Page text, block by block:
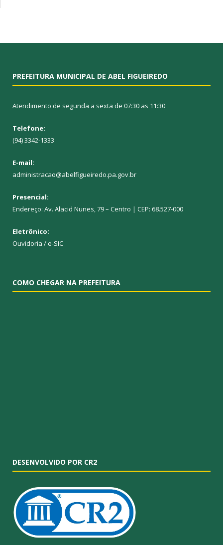
PREFEITURA MUNICIPAL DE ABEL FIGUEIREDO
Atendimento de segunda a sexta de 07:30 as 11:30
Telefone:
(94) 3342-1333
E-mail:
administracao@abelfigueiredo.pa.gov.br
Presencial:
Endereço: Av. Alacid Nunes, 79 – Centro | CEP: 68.527-000
Eletrônico:
Ouvidoria /e-SIC
COMO CHEGAR NA PREFEITURA
DESENVOLVIDO POR CR2